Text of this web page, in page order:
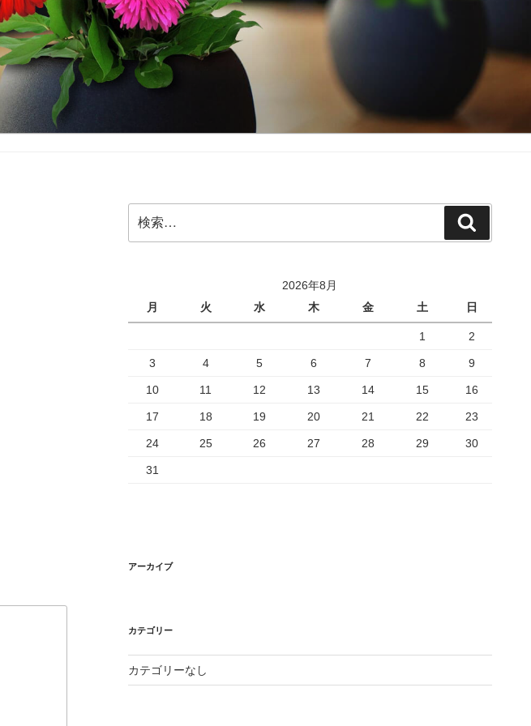
索:
索
2026年8月
月
火 水 木 金 土 日
1 2
3 4 5 6 7 8 9
10 11 12 13 14 15 16
17 18 19 20 21 22 23
24 25 26 27 28 29 30
31
アーカイブ
カテゴリー
カテゴリーなし